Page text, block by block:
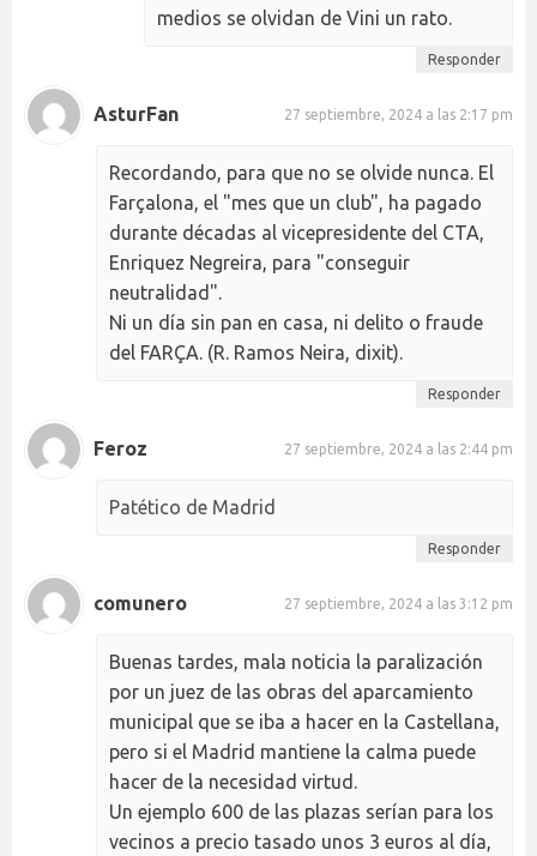
medios se olvidan de Vini un rato.
Responder
AsturFan 27 septiembre, 2024 a las 2:17 pm
Recordando, para que no se olvide nunca. El
Farçalona, el "mes que un club", ha pagado
durante décadas al vicepresidente del CTA,
Enriquez Negreira, para "conseguir
neutralidad".
Ni un día sin pan en casa, ni delito o fraude
del FARÇA. (R. Ramos Neira, dixit).
Responder
Feroz 27 septiembre, 2024 a las 2:44 pm
Patético de Madrid
Responder
comunero 27 septiembre, 2024 a las 3:12 pm
Buenas tardes, mala noticia la paralización
por un juez de las obras del aparcamiento
municipal que se iba a hacer en la Castellana,
pero si el Madrid mantiene la calma puede
hacer de la necesidad virtud.
Un ejemplo 600 de las plazas serían para los
vecinos a precio tasado unos 3 euros al día,